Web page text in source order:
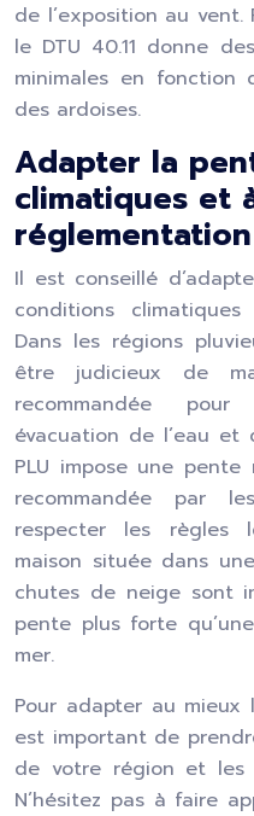
de l’exposition au
le DTU 40.11 donne
minimales en
des ardoises.
Adapter la
climatiques et
réglementation
Il est conseillé
conditions
Dans les régions
être judicieux de
recommandée
évacuation de l’eau
PLU impose une
recommandée par
respecter les règles
maison située dans
chutes de neige sont
pente plus forte
mer.
Pour adapter au
est important de
de votre région et les
N’hésitez pas à faire